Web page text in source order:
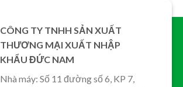
CÔNG TY TNHH SẢN XUẤT
THƯƠNG MẠI XUẤT NHẬP
KHẨU ĐỨC NAM
Nhà máy: Số 11 đường số 6, KP 7,